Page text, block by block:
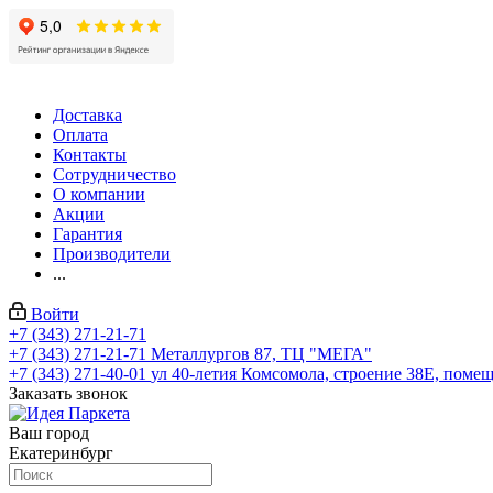
Доставка
Оплата
Контакты
Сотрудничество
О компании
Акции
Гарантия
Производители
...
Войти
+7 (343) 271-21-71
+7 (343) 271-21-71 Металлургов 87, ТЦ "МЕГА"
+7 (343) 271-40-01 ул 40-летия Комсомола, строение 38Е,
Заказать звонок
Ваш город
Екатеринбург